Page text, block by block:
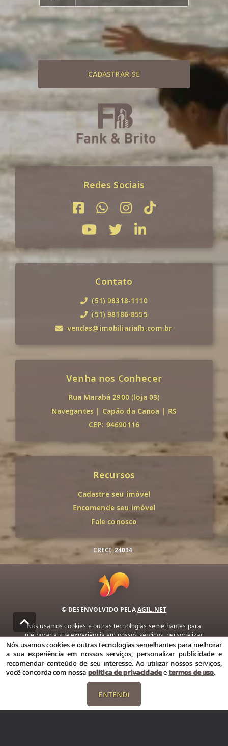
CADASTRAR-SE
Redes Sociais
Contato
(51) 98318-1110
(51) 98186-8555
vendas@imobiliariafb.com.br
Venha nos Conhecer
Rua Marabá 2900 (loja 03)
Navegantes | Capão da Canoa | RS
CEP: 94690116
Recursos
Cadastre seu imóvel
Encomende seu imóvel
Fale conosco
CRECI 24034
© DESENVOLVIDO PELAAGIL.NET
Nós usamos cookies e outras tecnologias semelhantes para
melhorar a sua experiência em nossos serviços, personalizar
publicidade e recomendar conteúdo de seu interesse. Ao utilizar
nossos serviços, você concorda com nossa política de privacidade e
termos de uso.
Política de Privacidade Termos de uso
Nós usamos cookies e outras tecnologias semelhantes para melhorar
a sua experiência em nossos serviços, personalizar publicidade e
recomendar conteúdo de seu interesse. Ao utilizar nossos serviços,
você concorda com nossa política de privacidadeetermos de uso.
ENTENDI